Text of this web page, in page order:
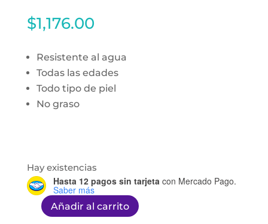
$1,176.00
Resistente al agua
Todas las edades
Todo tipo de piel
No graso
Hay existencias
Hasta 12 pagos sin tarjeta con Mercado Pago.
Saber más
Frezyderm
Añadir al carrito